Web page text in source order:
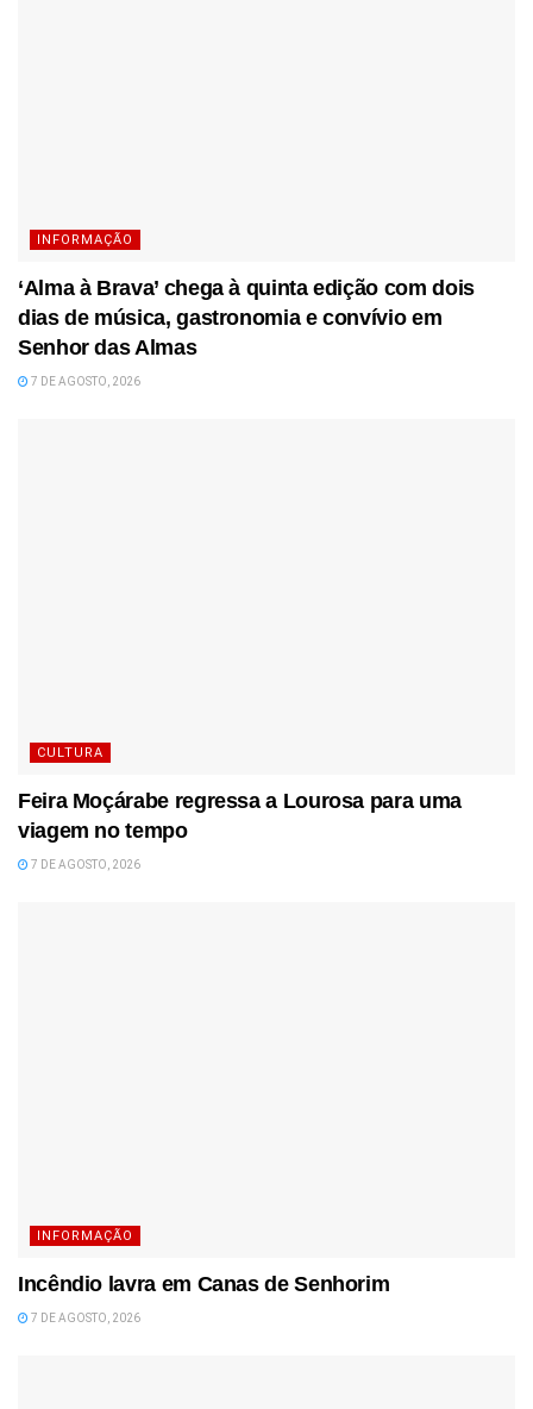
INFORMAÇÃO
‘Alma à Brava’ chega à quinta edição com dois
dias de música, gastronomia e convívio em
Senhor das Almas
7 DE AGOSTO, 2026
CULTURA
Feira Moçárabe regressa a Lourosa para uma
viagem no tempo
7 DE AGOSTO, 2026
INFORMAÇÃO
Incêndio lavra em Canas de Senhorim
7 DE AGOSTO, 2026